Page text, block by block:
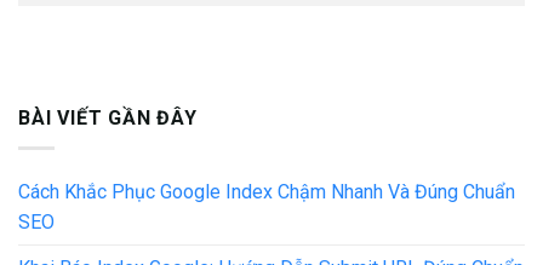
BÀI VIẾT GẦN ĐÂY
Cách Khắc Phục Google Index Chậm Nhanh Và Đúng Chuẩn
SEO